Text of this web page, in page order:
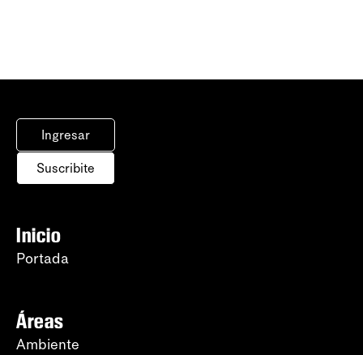
Ingresar
Suscribite
Inicio
Portada
Áreas
Ambiente